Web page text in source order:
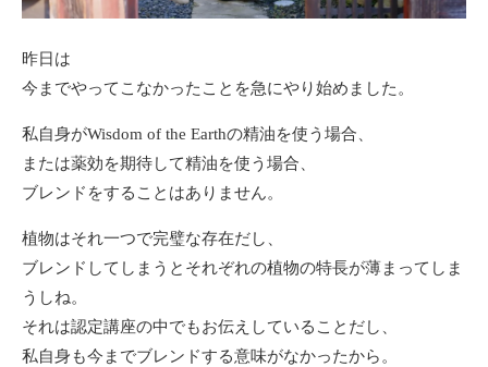
昨日は
今までやってこなかったことを急にやり始めました。
私自身がWisdom of the Earthの精油を使う場合、
または薬効を期待して精油を使う場合、
ブレンドをすることはありません。
植物はそれ一つで完璧な存在だし、
ブレンドしてしまうとそれぞれの植物の特長が薄まってしま
うしね。
それは認定講座の中でもお伝えしていることだし、
私自身も今までブレンドする意味がなかったから。